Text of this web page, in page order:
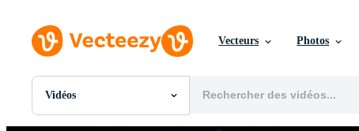
Vecteurs Photos
Vidéos
Toutes Images